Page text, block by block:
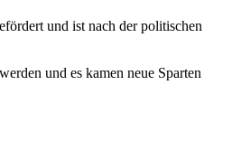
und ist nach der politischen
und es kamen neue Sparten